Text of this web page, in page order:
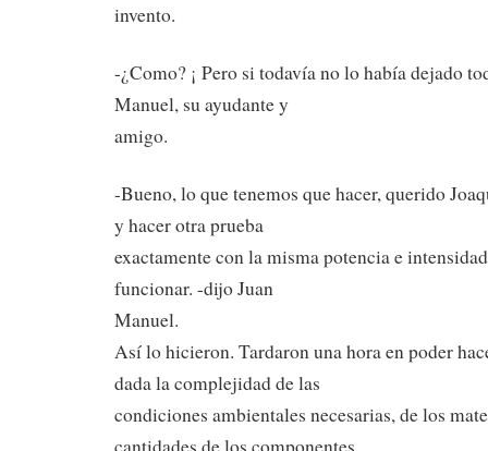
invento.
-¿Como? ¡ Pero si todavía no lo había dejado
Manuel, su ayudante y
amigo.
-Bueno, lo que tenemos que hacer, querido
y hacer otra prueba
exactamente con la misma potencia e
funcionar. -dijo Juan
Manuel.
Así lo hicieron. Tardaron una hora en poder
dada la complejidad de las
condiciones ambientales necesarias, de los
cantidades de los componentes